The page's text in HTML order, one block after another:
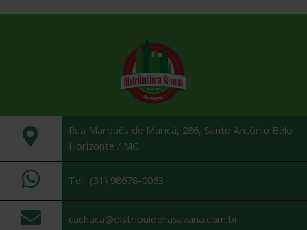
Rua Marquês de Maricá, 286, Santo Antônio Belo
Horizonte / MG
Tel.: (31) 98678-0063
cachaca@distribuidorasavana.com.br